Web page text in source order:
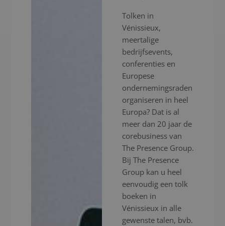
Tolken in
Vénissieux,
meertalige
bedrijfsevents,
conferenties en
Europese
ondernemingsraden
organiseren in heel
Europa? Dat is al
meer dan 20 jaar de
corebusiness van
The Presence Group.
Bij The Presence
Group kan u heel
eenvoudig een tolk
boeken in
Vénissieux in alle
gewenste talen, bvb.